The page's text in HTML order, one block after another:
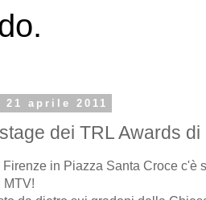
aprile 2011
dei TRL Awards
Firenze in Piazza Santa Croce c'è
MTV!